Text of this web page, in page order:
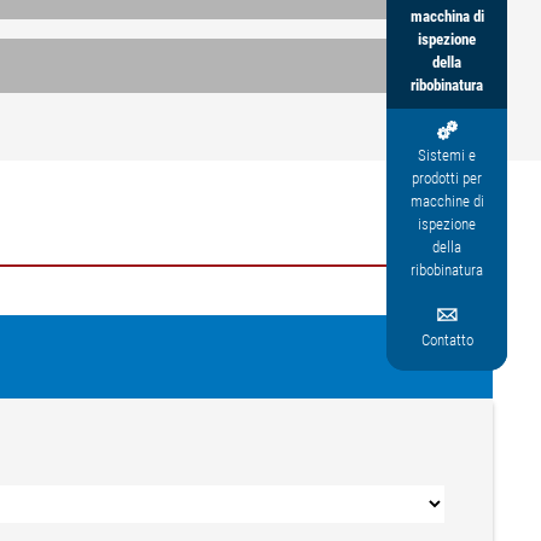
macchina di
ispezione
della
ribobinatura

Sistemi e
prodotti per
macchine di
ispezione
della
ribobinatura

Contatto